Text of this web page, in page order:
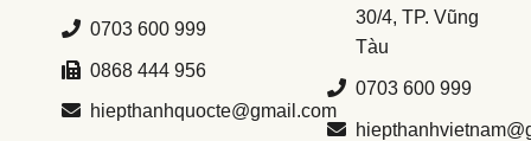
0703 600 999
0868 444 956
hiepthanhquocte@gmail.com
30/4, TP. Vũng
Tàu
0703 600 999